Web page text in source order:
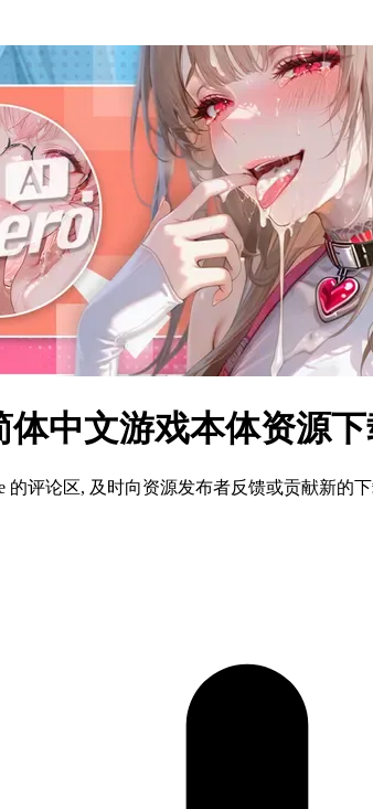
体中文游戏本体资源
评论区, 及时向资源发布者反馈或贡献新的下